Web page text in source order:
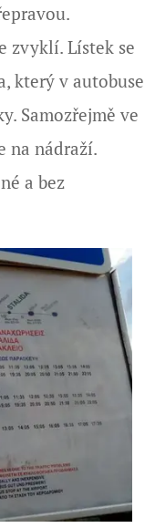
zvyklí. Lístek se
který v autobuse
Samozřejmě ve
na nádraží.
a bez